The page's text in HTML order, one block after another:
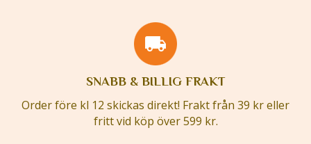
SNABB & BILLIG FRAKT
Order före kl 12 skickas direkt! Frakt från 39 kr eller
fritt vid köp över 599 kr.